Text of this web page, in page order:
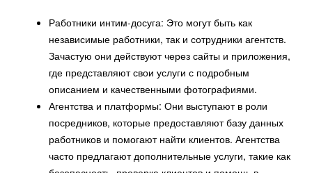
Работники интим-досуга: Это могут быть как
независимые работники, так и сотрудники агентств.
Зачастую они действуют через сайты и приложения,
где представляют свои услуги с подробным
описанием и качественными фотографиями.
Агентства и платформы: Они выступают в роли
посредников, которые предоставляют базу данных
работников и помогают найти клиентов. Агентства
часто предлагают дополнительные услуги, такие как